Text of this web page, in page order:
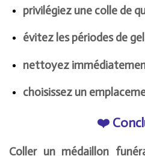
privilégiez une colle de
évitez les périodes de
nettoyez
choisissez un
❤️
Coller un médaillon